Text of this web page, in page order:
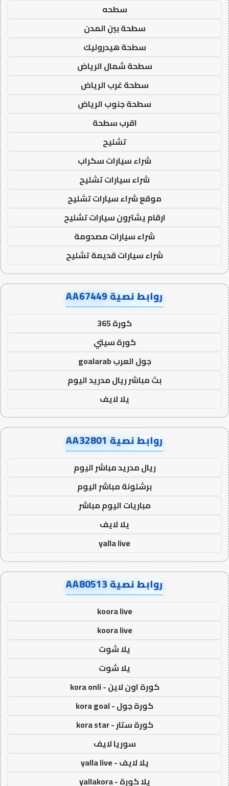
سطحه
سطحة بين المدن
سطحة هيدروليك
سطحة شمال الرياض
سطحة غرب الرياض
سطحة جنوب الرياض
اقرب سطحة
تشليح
شراء سيارات سكراب
شراء سيارات تشليح
موقع شراء سيارات تشليح
ارقام يشترون سيارات تشليح
شراء سيارات مصدومة
شراء سيارات قديمة تشليح
روابط نصية AA67449
كورة 365
كورة سيتي
جول العرب goalarab
بث مباشر ريال مدريد اليوم
يلا لايف
روابط نصية AA32801
ريال مدريد مباشر اليوم
برشلونة مباشر اليوم
مباريات اليوم مباشر
يلا لايف
yalla live
روابط نصية AA80513
koora live
koora live
يلا شوت
يلا شوت
كورة اون لاين - kora onli
كورة جول - kora goal
كورة ستار - kora star
سوريا لايف
يلا لايف - yalla live
يلا كورة - yallakora